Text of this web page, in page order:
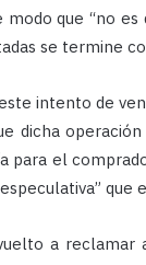
modo que “no
se termine
intento de
dicha
para el
que
a reclamar